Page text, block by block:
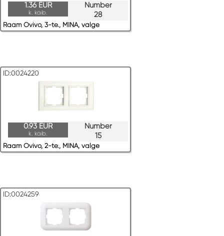
Number
28
1.36 EUR
k. käib.
Raam Ovivo, 3-te., MINA, valge
ID:0024220
Number
15
0.93 EUR
k. käib.
Raam Ovivo, 2-te., MINA, valge
ID:0024259